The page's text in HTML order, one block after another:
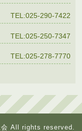
TEL:025-290-7422
TEL:025-250-7347
TEL:025-278-7770
All rights reserved.